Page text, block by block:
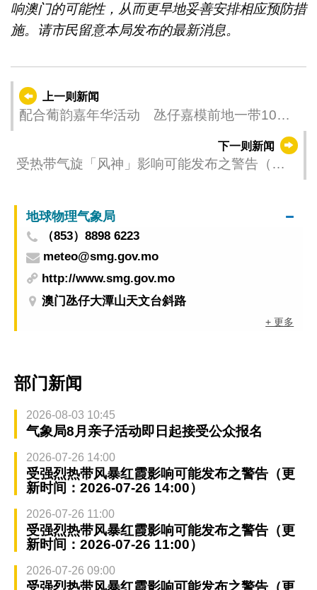
响澳门的可能性，从而更早地妥善安排相应预防措
施。请市民留意本局发布的最新消息。
上一则新闻
配合葡韵嘉年华活动 氹仔嘉模前地一带10月
下一则新闻
受热带气旋「风神」影响可能发布之警告（更
地球物理气象局
（853）8898 6223
meteo@smg.gov.mo
http://www.smg.gov.mo
澳门氹仔大潭山天文台斜路
+ 更多
部门新闻
2026-08-03 10:45
气象局8月亲子活动即日起接受公众报名
2026-07-26 14:00
受强烈热带风暴红霞影响可能发布之警告（更
新时间：2026-07-26 14:00）
2026-07-26 11:00
受强烈热带风暴红霞影响可能发布之警告（更
新时间：2026-07-26 11:00）
2026-07-26 09:00
受强烈热带风暴红霞影响可能发布之警告（更